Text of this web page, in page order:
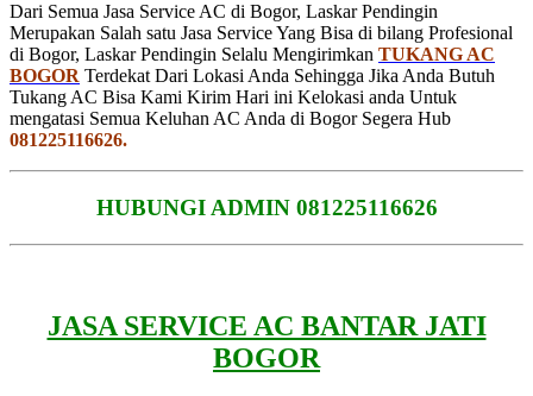
Dari Semua Jasa Service AC di Bogor, Laskar Pendingin
Merupakan Salah satu Jasa Service Yang Bisa di bilang Profesional
di Bogor, Laskar Pendingin Selalu Mengirimkan TUKANG AC
BOGOR Terdekat Dari Lokasi Anda Sehingga Jika Anda Butuh
Tukang AC Bisa Kami Kirim Hari ini Kelokasi anda Untuk
mengatasi Semua Keluhan AC Anda di Bogor Segera Hub
081225116626.
HUBUNGI ADMIN 081225116626
JASA SERVICE AC BANTAR JATI
BOGOR